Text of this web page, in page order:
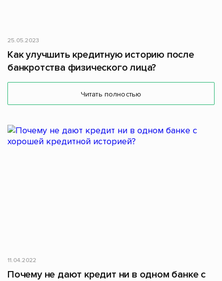
25.05.2023
Как улучшить кредитную историю после
банкротства физического лица?
Читать полностью
11.04.2022
Почему не дают кредит ни в одном банке с